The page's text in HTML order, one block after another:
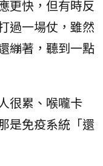
更快，但有時反
過一場仗，雖然
繃著，聽到一點
很累、喉嚨卡
是免疫系統「還